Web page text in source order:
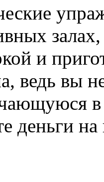
и
ведь вы
деньги